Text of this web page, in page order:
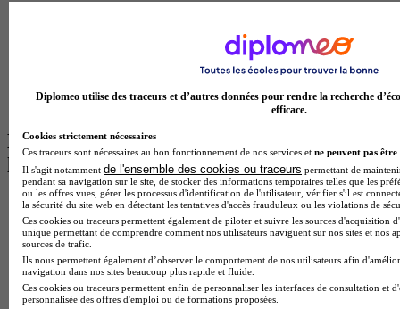
BTS Communication à Bordeaux
Master Psychologie à Angers
BTS Ndrc à Lyon
Les intitulés de diplôme par alternance
les plus recherchés
BTS Esf en alternance
BTS Dietetique en alternance
BTS Mco en alternance
BTS Pi en alternance
BTS Sp3s en alternance
Master CCA en alternance
BTS Ndrc en alternance
Diplomeo utilise des traceurs et d’autres données pour rendre la recherche
efficace.
Cookies strictement nécessaires
Ces traceurs sont nécessaires au bon fonctionnement de nos services et ne peuvent pas être
Il s'agit notamment de l'ensemble des cookies ou traceurs permettant de
pendant sa navigation sur le site, de stocker des informations temporaires telles que les
ou les offres vues, gérer les processus d'identification de l'utilisateur, vérifier s'il est
la sécurité du site web en détectant les tentatives d'accès frauduleux ou les violations de
Ces cookies ou traceurs permettent également de piloter et suivre les sources d'acquisition
unique permettant de comprendre comment nos utilisateurs naviguent sur nos sites et nos
sources de trafic.
Ils nous permettent également d’observer le comportement de nos utilisateurs afin
navigation dans nos sites beaucoup plus rapide et fluide.
Ces cookies ou traceurs permettent enfin de personnaliser les interfaces de consultation et
personnalisée des offres d'emploi ou de formations proposées.